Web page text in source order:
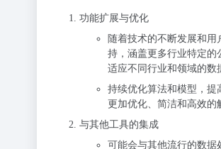
功能扩展与优化
随着技术的不断发展和
持，涵盖更多行业特定的
适应不同行业和领域的数
持续优化算法和模型，提
更加优化、简洁和高效的
与其他工具的集成
可能会与其他流行的数据